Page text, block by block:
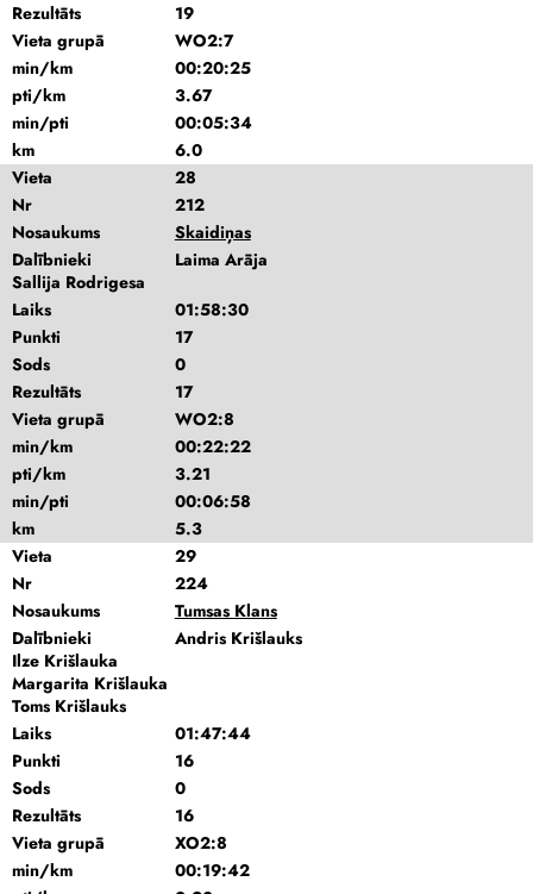
Rezultāts
19
Vieta grupā
WO2:7
min/km
00:20:25
pti/km
3.67
min/pti
00:05:34
km
6.0
Vieta
28
Nr
212
Nosaukums
Skaidiņas
Dalībnieki
Laima Arāja
Sallija Rodrigesa
Laiks
01:58:30
Punkti
17
Sods
0
Rezultāts
17
Vieta grupā
WO2:8
min/km
00:22:22
pti/km
3.21
min/pti
00:06:58
km
5.3
Vieta
29
Nr
224
Nosaukums
Tumsas Klans
Dalībnieki
Andris Krišlauks
Ilze Krišlauka
Margarita Krišlauka
Toms Krišlauks
Laiks
01:47:44
Punkti
16
Sods
0
Rezultāts
16
Vieta grupā
XO2:8
min/km
00:19:42